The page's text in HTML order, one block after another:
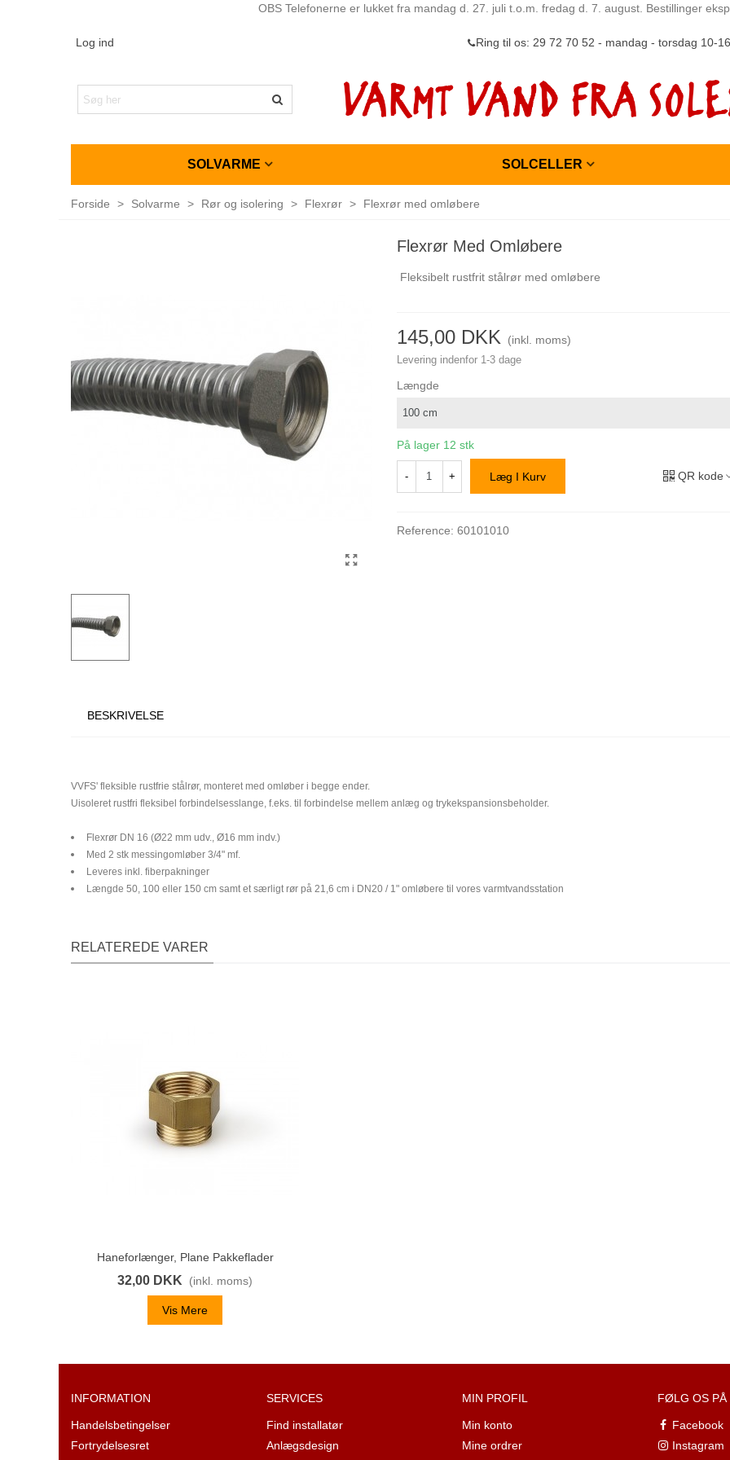
OBS Telefonerne er lukket fra mandag d. 27. juli t.o.m. fredag d. 7. august. Bestillinger
Log ind Ring til os: 29 72 70 52 - mandag - torsdag 10-16
SOLVARME SOLCELLER
Forside > Solvarme > Rør og isolering > Flexrør > Flexrør med omløbere
Flexrør Med Omløbere
Fleksibelt rustfrit stålrør med omløbere
145,00 DKK (inkl. moms)
Levering indenfor 1-3 dage
Længde
På lager 12 stk
- + Læg I Kurv QR kode
Reference: 60101010
BESKRIVELSE
VVFS' fleksible rustfrie stålrør, monteret med omløber i begge ender.
Uisoleret rustfri fleksibel forbindelsesslange, f.eks. til forbindelse mellem anlæg og trykekspansionsbeholder.
Flexrør DN 16 (Ø22 mm udv., Ø16 mm indv.)
Med 2 stk messingomløber 3/4" mf.
Leveres inkl. fiberpakninger
Længde 50, 100 eller 150 cm samt et særligt rør på 21,6 cm i DN20 / 1" omløbere til vores varmtvandsstation
RELATEREDE VARER
Del
Haneforlænger, Plane Pakkeflader
32,00 DKK (inkl. moms)
Vis Mere
INFORMATION
Handelsbetingelser
Fortrydelsesret
SERVICES
Find installatør
Anlægsdesign
MIN PROFIL
Min konto
Mine ordrer
FØLG OS PÅ
Facebook
Instagram